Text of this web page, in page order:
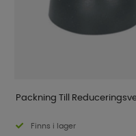
Packning Till
Finns i lager